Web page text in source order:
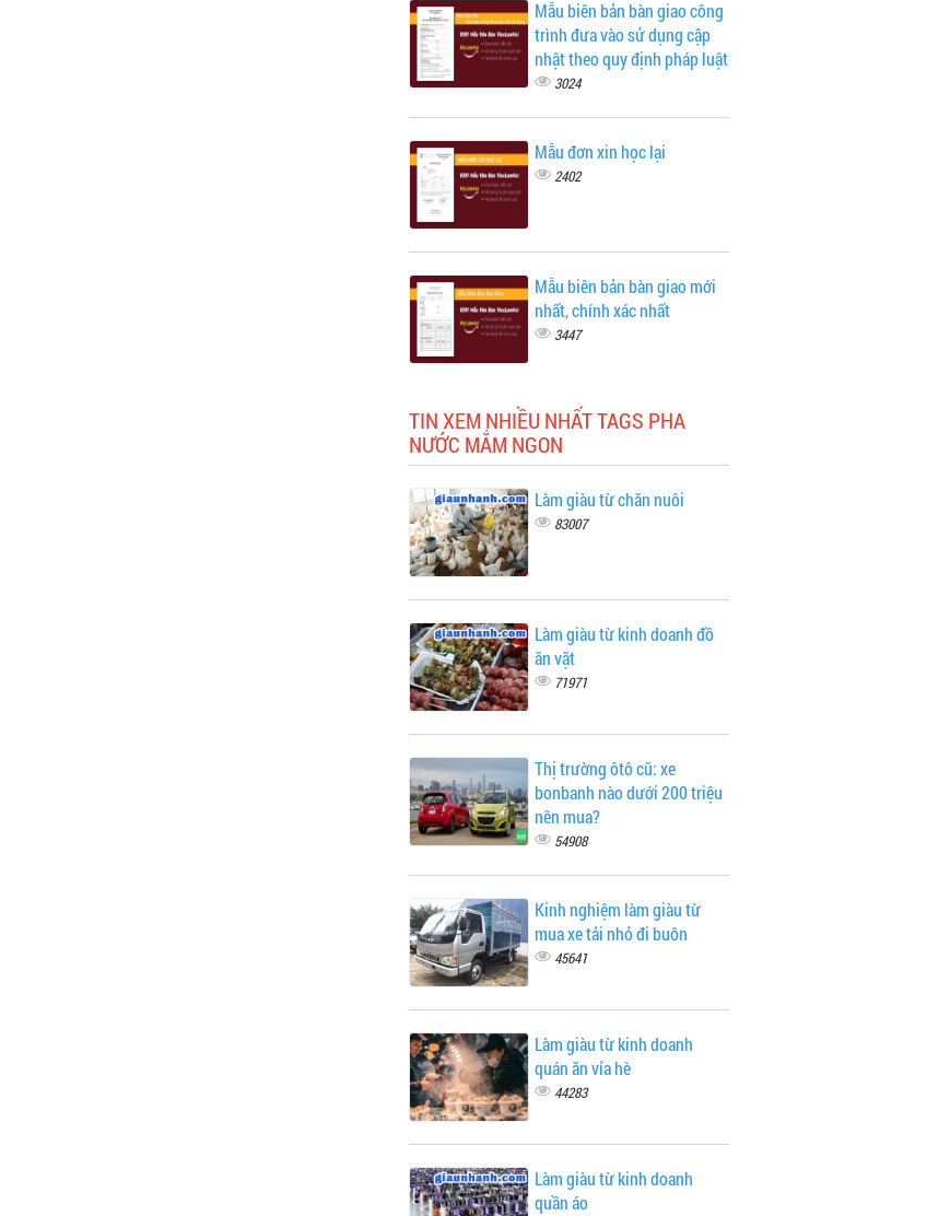
Mẫu biên bản bàn giao công
trình đưa vào sử dụng cập
nhật theo quy định pháp luật
3024
Mẫu đơn xin học lại
2402
Mẫu biên bản bàn giao mới
nhất, chính xác nhất
3447
TIN XEM NHIỀU NHẤT TAGS PHA
NƯỚC MẮM NGON
Làm giàu từ chăn nuôi
83007
Làm giàu từ kinh doanh đồ
ăn vặt
71971
Thị trường ôtô cũ: xe
bonbanh nào dưới 200 triệu
nên mua?
54908
Kinh nghiệm làm giàu từ
mua xe tải nhỏ đi buôn
45641
Làm giàu từ kinh doanh
quán ăn vỉa hè
44283
Làm giàu từ kinh doanh
quần áo